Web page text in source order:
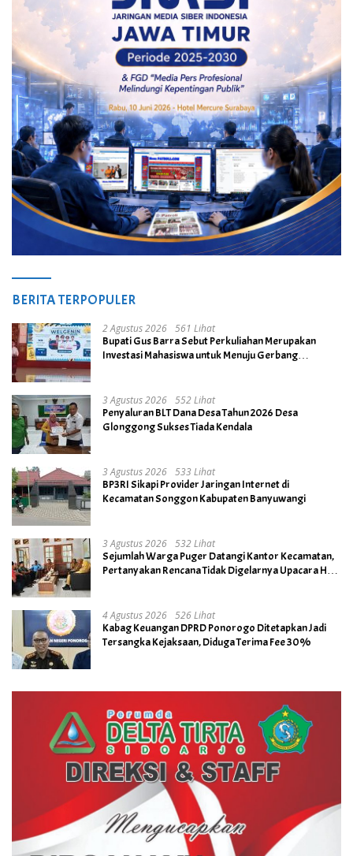
BERITA TERPOPULER
2 Agustus 2026 561 Lihat
Bupati Gus Barra Sebut Perkuliahan Merupakan
Investasi Mahasiswa untuk Menuju Gerbang
3 Agustus 2026 552 Lihat
Penyaluran BLT Dana Desa Tahun 2026 Desa
Glonggong Sukses Tiada Kendala
3 Agustus 2026 533 Lihat
BP3RI Sikapi Provider Jaringan Internet di
Kecamatan Songgon Kabupaten Banyuwangi
3 Agustus 2026 532 Lihat
Sejumlah Warga Puger Datangi Kantor Kecamatan,
Pertanyakan Rencana Tidak Digelarnya Upacara HUT
4 Agustus 2026 526 Lihat
Kabag Keuangan DPRD Ponorogo Ditetapkan Jadi
Tersangka Kejaksaan, Diduga Terima Fee 30%